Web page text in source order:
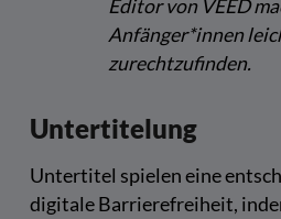
Editor von VEED
Anfänger*innen
zurechtzufinden.
Untertitelung
Untertitel spielen eine
digitale Barrierefreiheit,